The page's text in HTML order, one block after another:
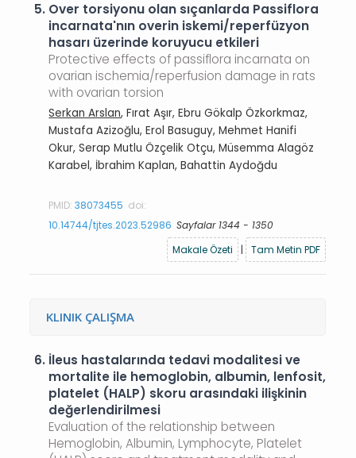
5. Over torsiyonu olan sıçanlarda Passiflora
incarnata'nın overin iskemi/reperfüzyon
hasarı üzerinde koruyucu etkileri
Protective effects of passiflora incarnata on
ovarian ischemia/reperfusion damage in rats
with ovarian torsion
Serkan Arslan, Fırat Aşır, Ebru Gökalp Özkorkmaz,
Mustafa Azizoğlu, Erol Basuguy, Mehmet Hanifi
Okur, Serap Mutlu Özçelik Otçu, Müsemma Alagöz
Karabel, İbrahim Kaplan, Bahattin Aydoğdu
PMID:38073455 doi:
10.14744/tjtes.2023.52986 Sayfalar 1344 - 1350
Makale Özeti
| Tam Metin PDF
KLINIK ÇALIŞMA
6. İleus hastalarında tedavi modalitesi ve
mortalite ile hemoglobin, albumin, lenfosit,
platelet (HALP) skoru arasındaki ilişkinin
değerlendirilmesi
Evaluation of the relationship between
Hemoglobin, Albumin, Lymphocyte, Platelet